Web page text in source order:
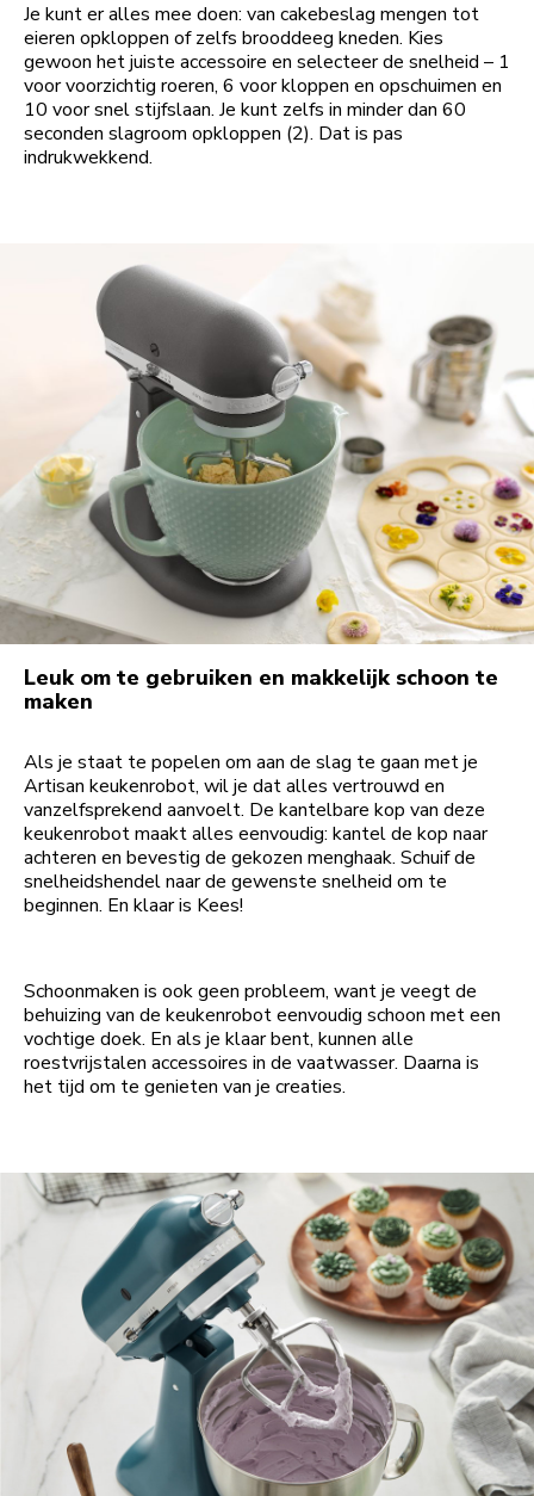
Je kunt er alles mee doen: van cakebeslag mengen tot
eieren opkloppen of zelfs brooddeeg kneden. Kies
gewoon het juiste accessoire en selecteer de snelheid – 1
voor voorzichtig roeren, 6 voor kloppen en opschuimen en
10 voor snel stijfslaan. Je kunt zelfs in minder dan 60
seconden slagroom opkloppen (2). Dat is pas
indrukwekkend.
Leuk om te gebruiken en makkelijk schoon te
maken
Als je staat te popelen om aan de slag te gaan met je
Artisan keukenrobot, wil je dat alles vertrouwd en
vanzelfsprekend aanvoelt. De kantelbare kop van deze
keukenrobot maakt alles eenvoudig: kantel de kop naar
achteren en bevestig de gekozen menghaak. Schuif de
snelheidshendel naar de gewenste snelheid om te
beginnen. En klaar is Kees!
Schoonmaken is ook geen probleem, want je veegt de
behuizing van de keukenrobot eenvoudig schoon met een
vochtige doek. En als je klaar bent, kunnen alle
roestvrijstalen accessoires in de vaatwasser. Daarna is
het tijd om te genieten van je creaties.